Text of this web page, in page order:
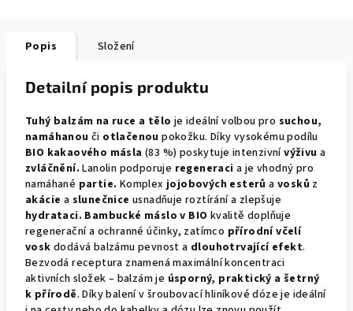
Popis Složení
Detailní popis produktu
Tuhý balzám na ruce a tělo je ideální volbou pro suchou,
namáhanou či otlačenou pokožku. Díky vysokému podílu
BIO kakaového másla (83 %) poskytuje intenzivnívýživu a
zvláčnění. Lanolin podporuje regeneraci a je vhodný pro
namáhané partie. Komplexjojobových esterů avosků z
akácie a slunečnice usnadňuje roztírání a zlepšuje
hydrataci. Bambucké máslo v BIO kvalitě doplňuje
regenerační a ochranné účinky, zatímco přírodní včelí
vosk dodává balzámu pevnost a dlouhotrvající efekt.
Bezvodá receptura znamená maximální koncentraci
aktivních složek – balzám je úsporný, praktický a šetrný
k přírodě. Díky balení v šroubovací hliníkové dóze je ideální